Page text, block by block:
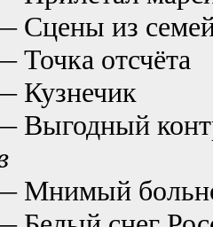
Сцены из
Точка отсчёта
Кузнечик
Выгодный
Мнимый